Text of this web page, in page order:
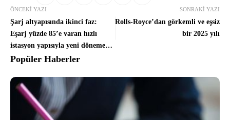
ÖNCEKI YAZI
Şarj altyapısında ikinci faz:
Eşarj yüzde 85’e varan hızlı
istasyon yapısıyla yeni döneme
hazırlanıyor
SONRAKI YAZI
Rolls-Royce’dan görkemli ve eşsiz
bir 2025 yılı
Popüler Haberler